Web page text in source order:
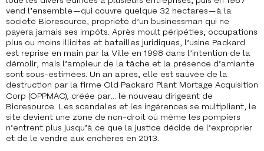
vend l’ensemble — qui couvre quelque 32 hectares — à la
société Bioresource, propriété d’un businessman qui ne
payera jamais ses impôts. Après moult péripéties, occupations
plus ou moins illicites et batailles juridiques, l’usine Packard
est reprise en main par la Ville en 1998 dans l’intention de la
démolir, mais l’ampleur de la tâche et la présence d’amiante
sont sous-estimées. Un an après, elle est sauvée de la
destruction par la firme Old Packard Plant Mortage Acquisition
Corp (OPPMAC), créée par… le nouveau dirigeant de
Bioresource. Les scandales et les ingérences se multipliant, le
site devient une zone de non-droit où même les pompiers
n’entrent plus jusqu’à ce que la justice décide de l’exproprier
et de le vendre aux enchères en 2013.